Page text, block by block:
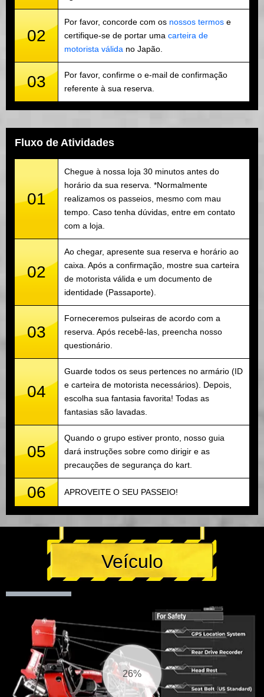
02
Por favor, concorde com os nossos termos e
certifique-se de portar uma carteira de
motorista válida no Japão.
03
Por favor, confirme o e-mail de confirmação
referente à sua reserva.
Fluxo de Atividades
01
Chegue à nossa loja 30 minutos antes do
horário da sua reserva. *Normalmente
realizamos os passeios, mesmo com mau
tempo. Caso tenha dúvidas, entre em contato
com a loja.
02
Ao chegar, apresente sua reserva e horário ao
caixa. Após a confirmação, mostre sua carteira
de motorista válida e um documento de
identidade (Passaporte).
03
Forneceremos pulseiras de acordo com a
reserva. Após recebê-las, preencha nosso
questionário.
04
Guarde todos os seus pertences no armário (ID
e carteira de motorista necessários). Depois,
escolha sua fantasia favorita! Todas as
fantasias são lavadas.
05
Quando o grupo estiver pronto, nosso guia
dará instruções sobre como dirigir e as
precauções de segurança do kart.
06 APROVEITE O SEU PASSEIO!
Veículo
27%